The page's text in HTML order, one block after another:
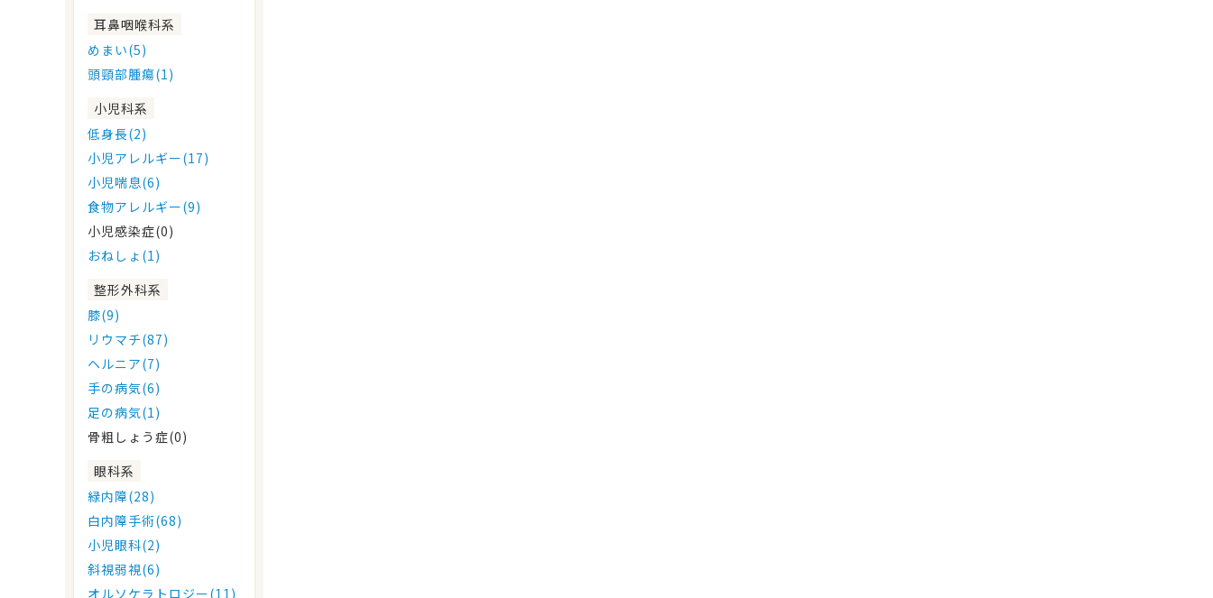
耳鼻咽喉科系
めまい(5)
頭頸部腫瘍(1)
小児科系
低身長(2)
小児アレルギー(17)
小児喘息(6)
食物アレルギー(9)
小児感染症(0)
おねしょ(1)
整形外科系
膝(9)
リウマチ(87)
ヘルニア(7)
手の病気(6)
足の病気(1)
骨粗しょう症(0)
眼科系
緑内障(28)
白内障手術(68)
小児眼科(2)
斜視弱視(6)
オルソケラトロジー(11)